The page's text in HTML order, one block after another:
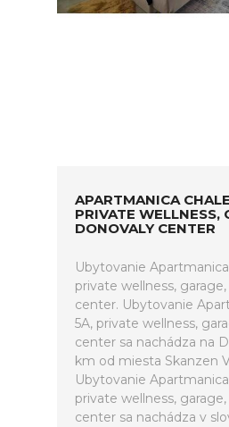
APARTMANICA
PRIVATE WELLNESS,
DONOVALY CENTER
Ubytovanie
private wellness,
center. Ubytovanie
5A, private wellness,
center sa nachádza na
km od miesta Skanzen
Ubytovanie
private wellness,
center sa nachádza v